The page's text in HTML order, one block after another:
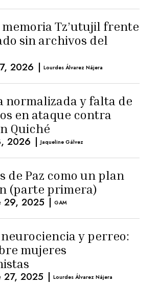
memoria Tz’utujil frente
sin archivos del
2026 | Lourdes Álvarez Nájera
normalizada y falta de
en ataque contra
Quiché
2026 | Jaqueline Gálvez
de Paz como un plan
(parte primera)
29, 2025 | GAM
y perreo:
mujeres
27, 2025 | Lourdes Álvarez Nájera